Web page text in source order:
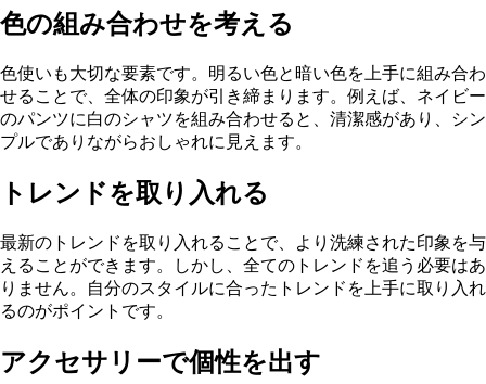
色の組み合わせを考える
色使いも大切な要素です。明るい色と暗い色を上手に組み合わ
せることで、全体の印象が引き締まります。例えば、ネイビー
のパンツに白のシャツを組み合わせると、清潔感があり、シン
プルでありながらおしゃれに見えます。
トレンドを取り入れる
最新のトレンドを取り入れることで、より洗練された印象を与
えることができます。しかし、全てのトレンドを追う必要はあ
りません。自分のスタイルに合ったトレンドを上手に取り入れ
るのがポイントです。
アクセサリーで個性を出す